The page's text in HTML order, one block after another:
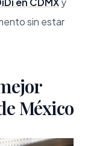
sin estar
México